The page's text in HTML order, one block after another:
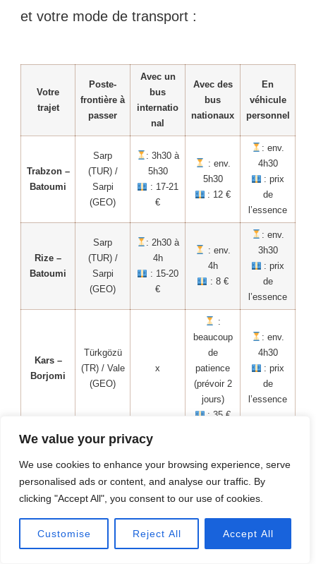
We value your privacy
We use cookies to enhance your browsing experience, serve
personalised ads or content, and analyse our traffic. By
clicking "Accept All", you consent to our use of cookies.
Customise Reject All Accept All
et votre mode de transport :
Votre
trajet
Poste-
frontière à
passer
Avec un
bus
internatio
nal
Avec des
bus
nationaux
En
véhicule
personnel
Trabzon –
Batoumi
Sarp
(TUR) /
Sarpi
(GEO)
: 3h30 à
5h30
: 17-21
€
: env.
5h30
: 12 €
: env.
4h30
: prix
de
l’essence
Rize –
Batoumi
Sarp
(TUR) /
Sarpi
(GEO)
: 2h30 à
4h
: 15-20
€
: env.
4h
: 8 €
: env.
3h30
: prix
de
l’essence
Kars –
Borjomi
Türkgözü
(TR) / Vale
(GEO)
x
:
beaucoup
de
patience
(prévoir 2
jours)
: 35 €
: env.
4h30
: prix
de
l’essence
Kars –
Tbilissi
Çıldır (TR)
/ Kartsakhi
(GEO)
x x
éviter)
: prix
l’essence